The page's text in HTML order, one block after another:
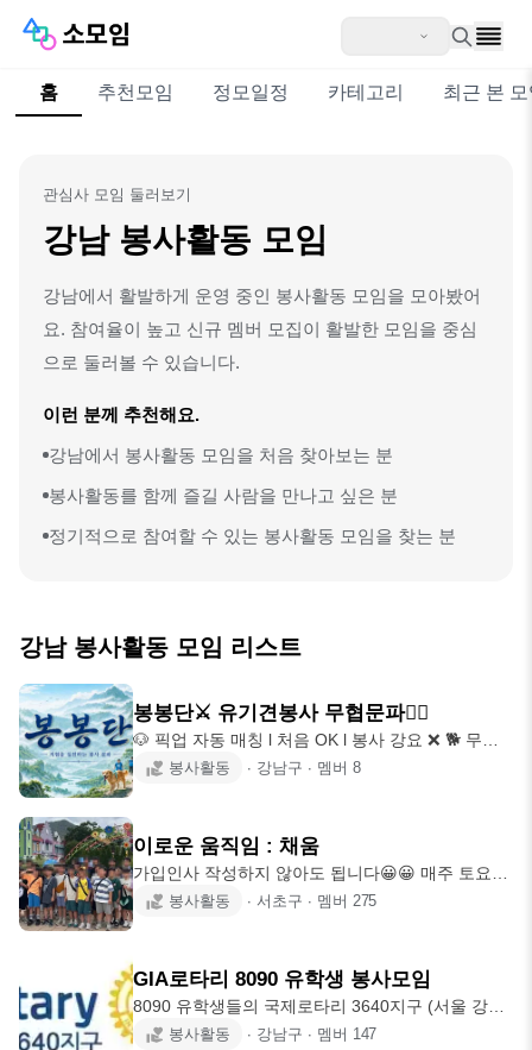
홈 추천모임 정모일정 카테고리 최근 본
관심사 모임 둘러보기
강남 봉사활동 모임
강남에서 활발하게 운영 중인 봉사활동 모임을 모아봤어
요. 참여율이 높고 신규 멤버 모집이 활발한 모임을 중심
으로 둘러볼 수 있습니다.
이런 분께 추천해요.
강남에서 봉사활동 모임을 처음 찾아보는 분
봉사활동를 함께 즐길 사람을 만나고 싶은 분
정기적으로 참여할 수 있는 봉사활동 모임을 찾는 분
강남 봉사활동 모임 리스트
봉봉단⚔️ 유기견봉사 무협문파✊🏻
🐶 픽업 자동 매칭 l 처음 OK l 봉사 강요 ❌ 🐕 무협
정파의 의협심으로 유기견 보호하는 봉사문파 ⚔️ 봉
📍 봉사시간 인정 가능 📍 봉사 처음이어도 OK! 📍
다양한 봉사지에서 봉사 가능 📍 사생활 존중 + 불간
섭 원칙 📍 픽업 AI 자동 매칭 (뚜벅이 환영) 📍 참여
횟수 따른 성장 시스템 📍 현생이 더 중요! 봉사 강요
봉사활동 ∙ 강남구 ∙ 멤버 8
이로운 움직임 : 채움
가입인사 작성하지 않아도 됩니다😀😀 매주 토요일
과 일요일 아동돌봄 봉사 진행 인스타그램 :
활동 - 마포구 아동돌봄 봉사활동 - 동작구 아동돌봄
봉사활동 🔹 8월 9일 - 동작구 아동돌봄 봉사활동 🔹
8월 16일 - 동작구 아동돌봄 봉사활동 🔹 8월 22일 -
강서구 아동돌봄 봉사활동 - 구로구 아동돌봄 봉사
봉사활동 ∙ 서초구 ∙ 멤버 275
GIA로타리 8090 유학생 봉사모임
8090 유학생들의 국제로타리 3640지구 (서울 강남
지구) 공식 클럽 GIA 로타리🤗 (Global Impact
봉사활동 ∙ 강남구 ∙ 멤버 147